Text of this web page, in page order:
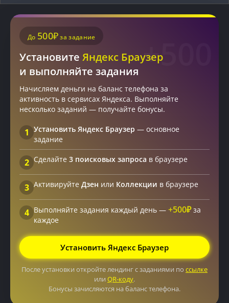
+500
До 500₽за задание
Установите Яндекс Браузер
и выполняйте задания
Начисляем деньги на баланс телефона за
активность в сервисах Яндекса. Выполняйте
несколько заданий — получайте бонусы.
1 Установить Яндекс Браузер — основное
задание
2 Сделайте 3 поисковых запроса в браузере
3 Активируйте Дзен или Коллекции в браузере
4 Выполняйте задания каждый день — +500₽за
каждое
Установить Яндекс Браузер
После установки откройте лендинг с заданиями по ссылке
или QR-коду.
Бонусы зачисляются на баланс телефона.